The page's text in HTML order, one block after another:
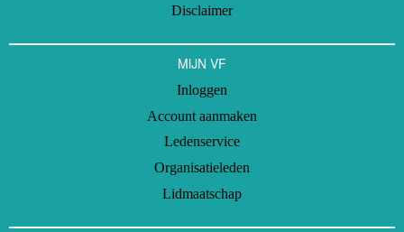
Disclaimer
MIJN VF
Inloggen
Account aanmaken
Ledenservice
Organisatieleden
Lidmaatschap